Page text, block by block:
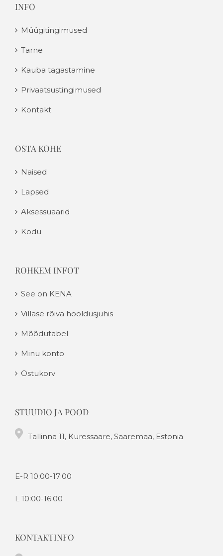
INFO
Müügitingimused
Tarne
Kauba tagastamine
Privaatsustingimused
Kontakt
OSTA KOHE
Naised
Lapsed
Aksessuaarid
Kodu
ROHKEM INFOT
See on KENA
Villase rõiva hooldusjuhis
Mõõdutabel
Minu konto
Ostukorv
STUUDIO JA POOD
Tallinna 11, Kuressaare, Saaremaa, Estonia
E-R 10:00-17:00
L 10:00-16:00
KONTAKTINFO